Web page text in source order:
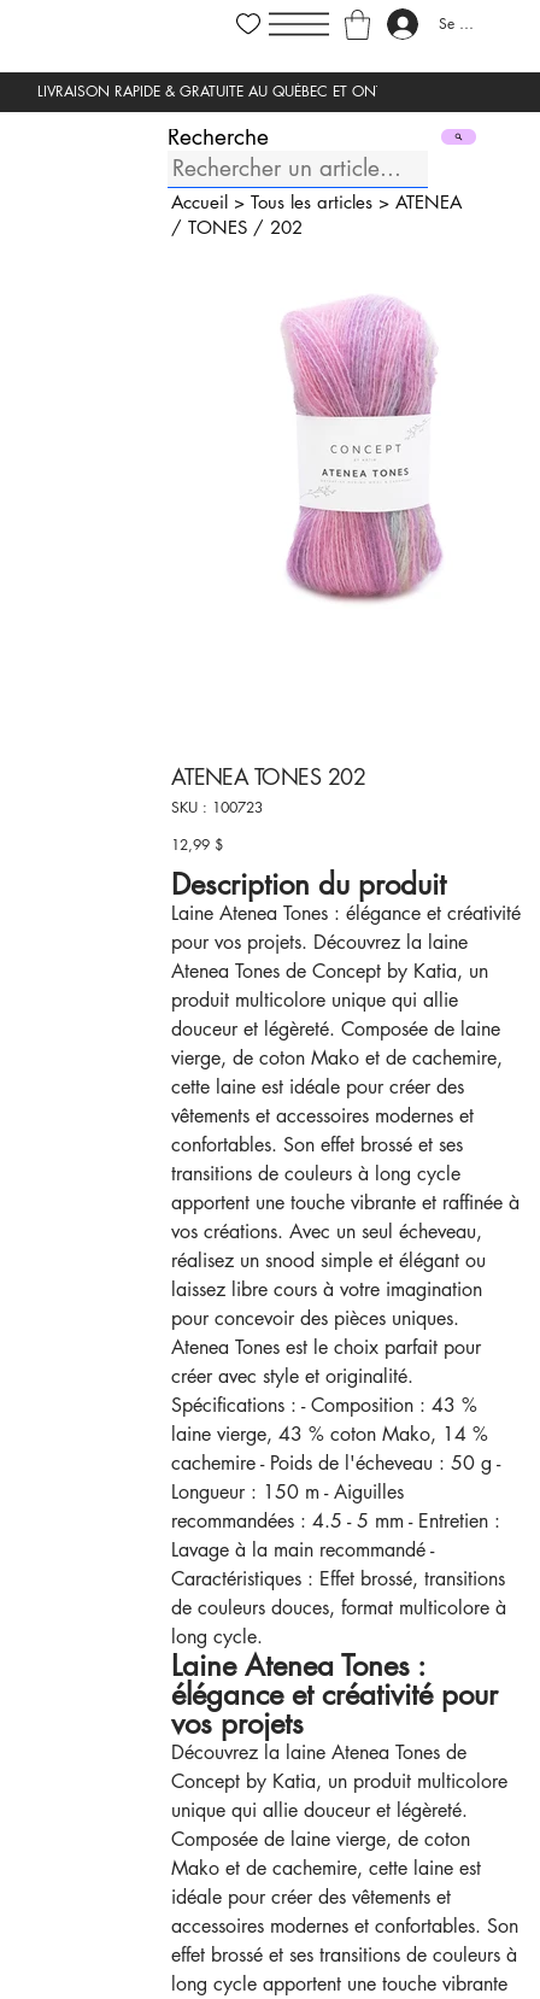
Se connecter
Recherche
Accueil> Tous les articles> ATENEA
/ TONES / 202
ATENEA TONES 202
SKU :
SKU
100723
100723
Prix
12,99 $
Description du produit
Laine Atenea Tones : élégance et créativité
pour vos projets. Découvrez la laine
Atenea Tones de Concept by Katia, un
produit multicolore unique qui allie
douceur et légèreté. Composée de laine
vierge, de coton Mako et de cachemire,
cette laine est idéale pour créer des
vêtements et accessoires modernes et
confortables. Son effet brossé et ses
transitions de couleurs à long cycle
apportent une touche vibrante et raffinée à
vos créations. Avec un seul écheveau,
réalisez un snood simple et élégant ou
laissez libre cours à votre imagination
pour concevoir des pièces uniques.
Atenea Tones est le choix parfait pour
créer avec style et originalité.
Spécifications : - Composition : 43 %
laine vierge, 43 % coton Mako, 14 %
cachemire - Poids de l'écheveau : 50 g -
Longueur : 150 m - Aiguilles
recommandées : 4.5 - 5 mm - Entretien :
Lavage à la main recommandé -
Caractéristiques : Effet brossé, transitions
de couleurs douces, format multicolore à
long cycle.
Laine Atenea Tones :
élégance et créativité pour
vos projets
Découvrez la laine Atenea Tones de
Concept by Katia, un produit multicolore
unique qui allie douceur et légèreté.
Composée de laine vierge, de coton
Mako et de cachemire, cette laine est
idéale pour créer des vêtements et
accessoires modernes et confortables. Son
effet brossé et ses transitions de couleurs à
long cycle apportent une touche vibrante